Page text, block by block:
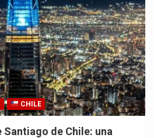
CHILE
de Chile: una